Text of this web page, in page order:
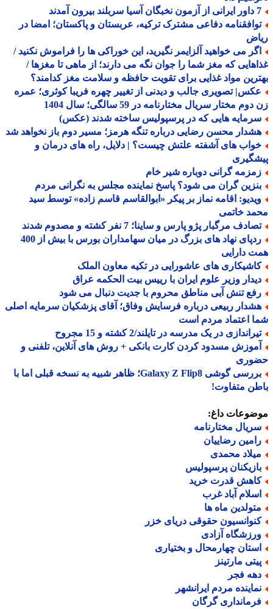
دفاعی مشترک ترکیه، عربستان و پاکستان؛ امضا در
می خواهید آلزایمر نگیرید، این خوراکی ها را فراموش نکنید /
که مغز شما را جوان نگه می دارند؛ از ماهی تا مغزها /
مواد غذایی برای تقویت حافظه و سلامت مغز کدامند؟
تصویری جالب و دیدنی از تغییر چهره فریبا کوثری؛ عمره
مختار سریال مختارنامه در 59 سالگی؛ سال 1404
هایی که در پرسپولیس ساخته شدند (عکس)
محسن رضایی درباره تنگه هرمز؛ مسیر دوم باز نخواهد شد
های آشفته علتش چیست؟ | دلایل، راه های درمان و
گرانی دوباره شیر خام
گران می شود؟ پاسخ نماینده مجلس به نگرانی مردم
اقامه نماز بر پیکر «ابوالقاسم قاسم زاده» توسط سید
خاتمی
مرگبار پژو پارس و ساینا؛ 7 نفر کشته و مصدوم شدند
ردپای نهاد های بزرگ در میان سهامداران بورس با بیش از 400
دارایی
های عاشورایی در تکیه معاون الملک
وزیر علوم ایران با رییس بیت الحکمه عراق
تنش آبی مناطق محروم با جدیت دنبال می شود
ربیعی درباره فرسایش وفاق؛ آقای پزشکیان سرمایه اصلی
اعتماد مردم است
در یک مدرسه در تایلند/2 کشته و 15 مجروح
مسدود کردن کارت بانکی + روش های آنلاین، تلفنی و
بررسی گوشی Galaxy Z Flip8؛ ظاهر شبیه به نسخه قبلی اما با
متفاوت!
داغ:
مختارنامه
رضاییان
محمدی
پرسپولیس
قدرت خرید
آباد غرب
ماه ها
حقوقی دریای خزر
آزادی
چهارمحال و بختیاری
مارتینز
فجر
مردم ایرانشهر
گرگان